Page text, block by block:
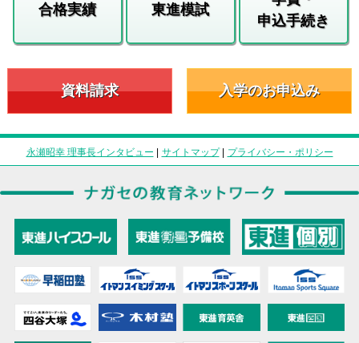
合格実績 東進模試
申込手続き
資料請求 入学のお申込み
永瀬昭幸 理事長インタビュー | サイトマップ| プライバシー・ポリシー